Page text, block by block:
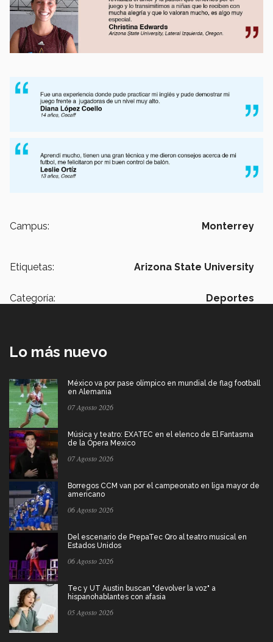
Campus: Monterrey
Etiquetas: Arizona State University
Categoría: Deportes
Lo más nuevo
México va por pase olímpico en mundial de flag football
en Alemania
07 Agosto 2026
Música y teatro: EXATEC en el elenco de El Fantasma
de la Ópera Mexico
07 Agosto 2026
Borregos CCM van por el campeonato en liga mayor de
americano
06 Agosto 2026
Del escenario de PrepaTec Qro al teatro musical en
Estados Unidos
06 Agosto 2026
Tec y UT Austin buscan "devolver la voz" a
hispanohablantes con afasia
05 Agosto 2026